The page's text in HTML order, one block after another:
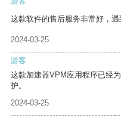
这款软件的售后服务非常好，遇
2024-03-25
游客
这款加速器VPM应用程序已经
护。
2024-03-25